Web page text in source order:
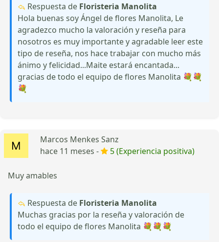
Respuesta de Floristeria Manolita
Hola buenas soy Ángel de flores Manolita, Le
agradezco mucho la valoración y reseña para
nosotros es muy importante y agradable leer este
tipo de reseña, nos hace trabajar con mucho más
ánimo y felicidad...Maite estará encantada...
gracias de todo el equipo de flores Manolita 💐💐
💐
Marcos Menkes Sanz
hace 11 meses -
5 (Experiencia positiva)
Muy amables
Respuesta de Floristeria Manolita
Muchas gracias por la reseña y valoración de
todo el equipo de flores Manolita 💐💐💐